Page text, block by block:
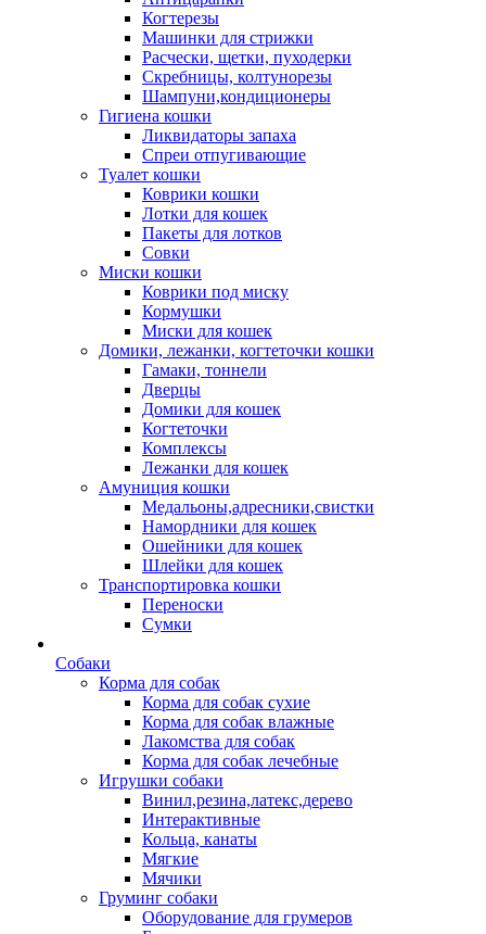
Когтерезы
Машинки для стрижки
Расчески, щетки, пуходерки
Скребницы, колтунорезы
Шампуни,кондиционеры
Гигиена кошки
Ликвидаторы запаха
Спреи отпугивающие
Туалет кошки
Коврики кошки
Лотки для кошек
Пакеты для лотков
Совки
Миски кошки
Коврики под миску
Кормушки
Миски для кошек
Домики, лежанки, когтеточки кошки
Гамаки, тоннели
Дверцы
Домики для кошек
Когтеточки
Комплексы
Лежанки для кошек
Амуниция кошки
Медальоны,адресники,свистки
Намордники для кошек
Ошейники для кошек
Шлейки для кошек
Транспортировка кошки
Переноски
Сумки
Собаки
Корма для собак
Корма для собак сухие
Корма для собак влажные
Лакомства для собак
Корма для собак лечебные
Игрушки собаки
Винил,резина,латекс,дерево
Интерактивные
Кольца, канаты
Мягкие
Мячики
Груминг собаки
Оборудование для грумеров